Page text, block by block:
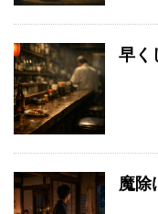
早く
魔除